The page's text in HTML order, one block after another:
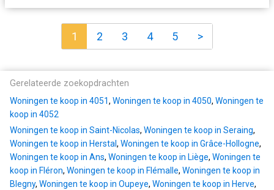
1 2 3 4 5 >
Gerelateerde zoekopdrachten
Woningen te koop in 4051, Woningen te koop in 4050, Woningen te
koop in 4052
Woningen te koop in Saint-Nicolas, Woningen te koop in Seraing,
Woningen te koop in Herstal, Woningen te koop in Grâce-Hollogne,
Woningen te koop in Ans, Woningen te koop in Liège, Woningen te
koop in Fléron, Woningen te koop in Flémalle, Woningen te koop in
Blegny, Woningen te koop in Oupeye, Woningen te koop in Herve,